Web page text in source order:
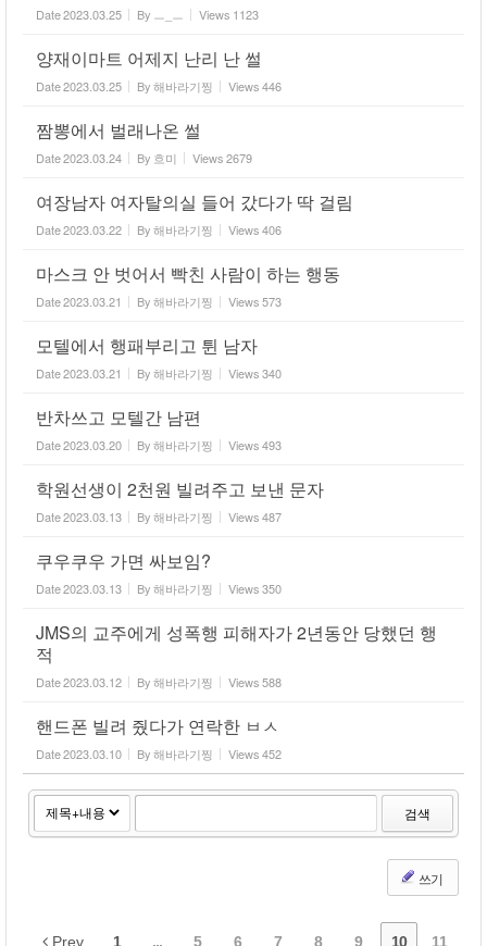
Date2023.03.25 By ㅡ_ㅡ Views 1123
양재이마트 어제지 난리 난 썰
Date2023.03.25 By해바라기찡 Views446
짬뽕에서 벌래나온 썰
Date2023.03.24 By 흐미 Views2679
여장남자 여자탈의실 들어 갔다가 딱 걸림
Date2023.03.22 By해바라기찡 Views406
마스크 안 벗어서 빡친 사람이 하는 행동
Date2023.03.21 By해바라기찡 Views573
모텔에서 행패부리고 튄 남자
Date2023.03.21 By해바라기찡 Views340
반차쓰고 모텔간 남편
Date2023.03.20 By해바라기찡 Views493
학원선생이 2천원 빌려주고 보낸 문자
Date2023.03.13 By해바라기찡 Views487
쿠우쿠우 가면 싸보임?
Date2023.03.13 By해바라기찡 Views350
JMS의 교주에게 성폭행 피해자가 2년동안 당했던 행
적
Date2023.03.12 By해바라기찡 Views588
핸드폰 빌려 줬다가 연락한 ㅂㅅ
Date2023.03.10 By해바라기찡 Views452
검색
쓰기
Prev 1 ... 5 6 7 8 9 10 11